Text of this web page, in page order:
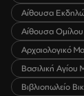
Αίθουσα
Αίθουσα
Αρχαιολογικό
Βασιλική Αγίου
Βιβλιοπωλείο